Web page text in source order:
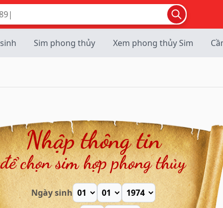
Sim phong thủy Xem phong thủy Sim
Nhập thông tin
để chọn sim hợp phong thủy
Ngày sinh